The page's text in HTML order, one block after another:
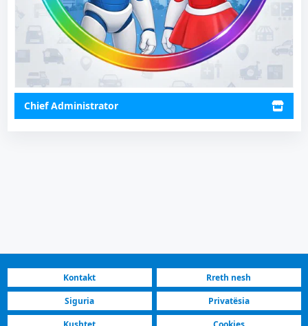
Chief Administrator
Kontakt
Rreth nesh
Siguria
Privatësia